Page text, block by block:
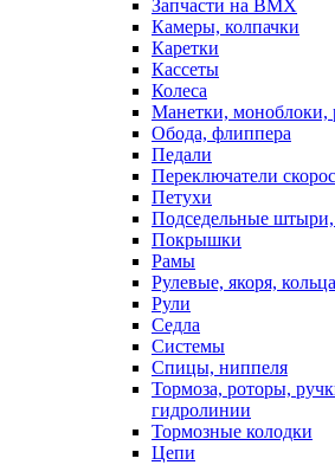
Запчасти на BMX
Камеры, колпачки
Каретки
Кассеты
Колеса
Манетки, моноблоки,
Обода, флиппера
Педали
Переключатели
Петухи
Подседельные
Покрышки
Рамы
Рулевые, якоря, кольца
Рули
Седла
Системы
Спицы, ниппеля
Тормоза, роторы,
гидролинии
Тормозные колодки
Цепи